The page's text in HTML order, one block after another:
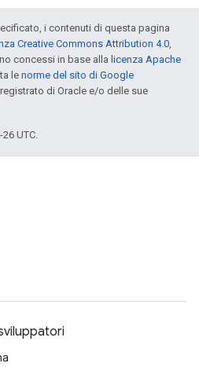
i contenuti di questa pagina
Creative Commons Attribution 4.0,
concessi in base alla licenza Apache
le norme del sito di Google
di Oracle e/o delle sue
UTC.